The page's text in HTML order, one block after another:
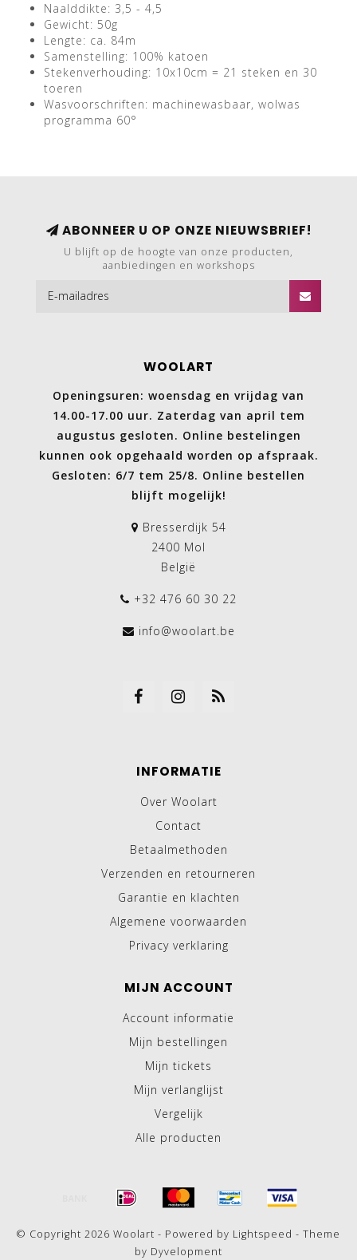
Naalddikte: 3,5 - 4,5
Gewicht: 50g
Lengte: ca. 84m
Samenstelling: 100% katoen
Stekenverhouding: 10x10cm = 21 steken en 30
toeren
Wasvoorschriften: machinewasbaar, wolwas
programma 60°
ABONNEER U OP ONZE NIEUWSBRIEF!
U blijft op de hoogte van onze producten,
aanbiedingen en workshops
WOOLART
Openingsuren: woensdag en vrijdag van
14.00-17.00 uur. Zaterdag van april tem
augustus gesloten. Online bestelingen
kunnen ook opgehaald worden op afspraak.
Gesloten: 6/7 tem 25/8. Online bestellen
blijft mogelijk!
Bresserdijk 54
2400 Mol
België
+32 476 60 30 22
info@woolart.be
INFORMATIE
Over Woolart
Contact
Betaalmethoden
Verzenden en retourneren
Garantie en klachten
Algemene voorwaarden
Privacy verklaring
MIJN ACCOUNT
Account informatie
Mijn bestellingen
Mijn tickets
Mijn verlanglijst
Vergelijk
Alle producten
© Copyright 2026 Woolart - Powered by Lightspeed - Theme
by Dyvelopment